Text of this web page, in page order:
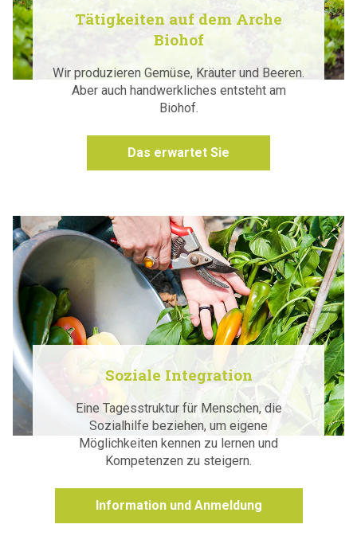
Tätigkeiten auf dem Arche
Biohof
Wir produzieren Gemüse, Kräuter und Beeren.
Aber auch handwerkliches entsteht am
Biohof.
Das erwartet Sie
Soziale Integration
Eine Tagesstruktur für Menschen, die
Sozialhilfe beziehen, um eigene
Möglichkeiten kennen zu lernen und
Kompetenzen zu steigern.
Information und Anmeldung